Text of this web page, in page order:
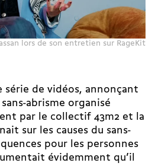
lors de son entretien sur RageKit
série de vidéos, annonçant
abrisme organisé
par le collectif 43m2 et la
sur les causes du sans-
pour les personnes
évidemment qu’il